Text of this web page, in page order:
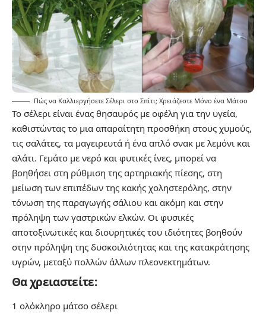
Πώς να Καλλιεργήσετε Σέλερι στο Σπίτι; Χρειάζεστε Μόνο ένα Μάτσο
Το σέλερι είναι ένας θησαυρός με οφέλη για την υγεία,
καθιστώντας το μια απαραίτητη προσθήκη στους χυμούς,
τις σαλάτες, τα μαγειρευτά ή ένα απλό σνακ με λεμόνι και
αλάτι. Γεμάτο με νερό και φυτικές ίνες, μπορεί να
βοηθήσει στη ρύθμιση της αρτηριακής πίεσης, στη
μείωση των επιπέδων της κακής χοληστερόλης, στην
τόνωση της παραγωγής σάλιου και ακόμη και στην
πρόληψη των γαστρικών ελκών. Οι φυσικές
αποτοξινωτικές και διουρητικές του ιδιότητες βοηθούν
στην πρόληψη της δυσκοιλιότητας και της κατακράτησης
υγρών, μεταξύ πολλών άλλων πλεονεκτημάτων.
Θα χρειαστείτε:
1 ολόκληρο μάτσο σέλερι